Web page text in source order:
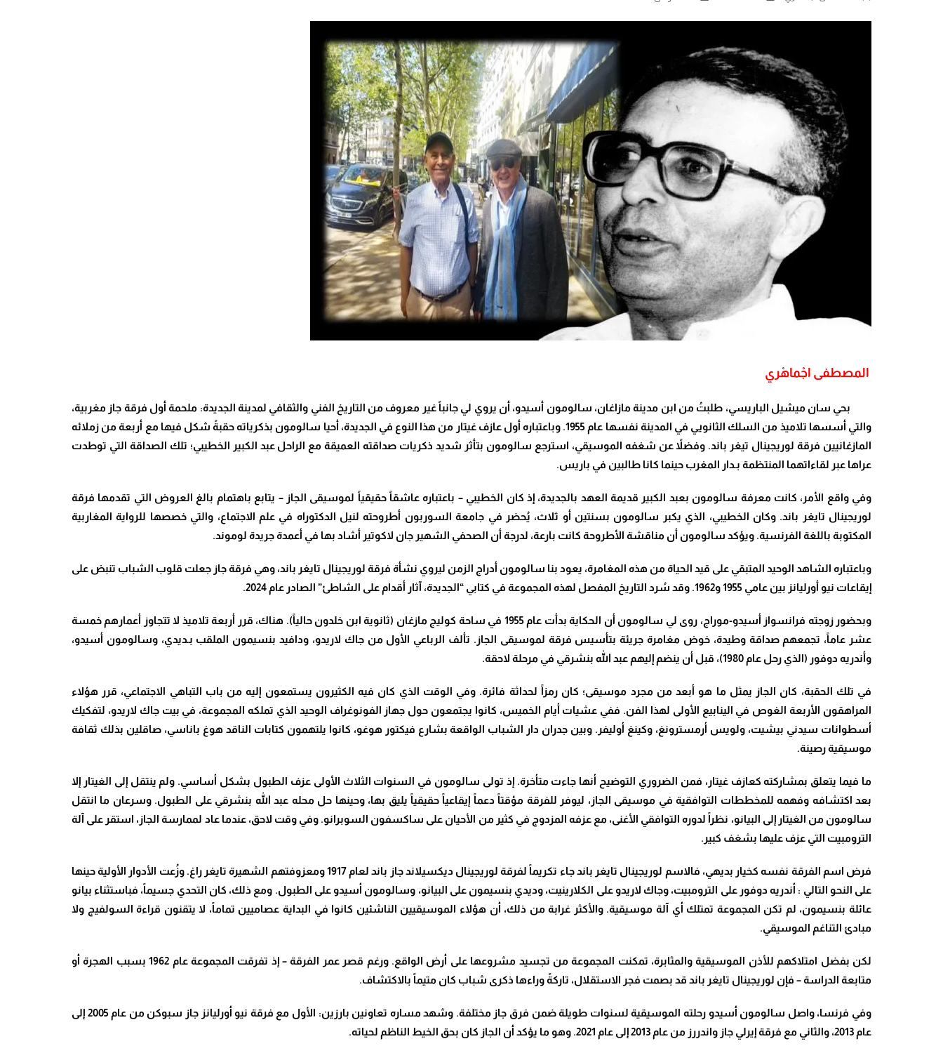
المصطفى اجْماهْري
بحي سان ميشيل الباريسي، طلبتُ من ابن مدينة مازاغان، سالومون أسيدو، أن يروي لي جانباً غير معروف من التاريخ الفني والثقافي لمدينة الجديدة: ملحمة أول فرقة جاز مغربية،
والتي أسسها تلاميذ من السلك الثانويي في المدينة نفسها عام 1955. وباعتباره أول عازف غيتار من هذا النوع في الجديدة، أحيا سالومون بذكرياته حقبةً شكل فيها مع أربعة من زملائه
المازغانيين فرقة لوريجينال تيغر باند. وفضلاً عن شغفه الموسيقي، استرجع سالومون بتأثر شديد ذكريات صداقته العميقة مع الراحل عبد الكبير الخطيبي؛ تلك الصداقة التي توطدت
عراها عبر لقاءاتهما المنتظمة بـدار المغرب حينما كانا طالبين في باريس.
وفي واقع الأمر، كانت معرفة سالومون بعبد الكبير قديمة العهد بالجديدة، إذ كان الخطيبي – باعتباره عاشقاً حقيقياً لموسيقى الجاز – يتابع باهتمام بالغ العروض التي تقدمها فرقة
لوريجينال تايغر باند. وكان الخطيبي، الذي يكبر سالومون بسنتين أو ثلاث، يُحضر في جامعة السوربون أطروحته لنيل الدكتوراه في علم الاجتماع، والتي خصصها للرواية المغاربية
المكتوبة باللغة الفرنسية. ويؤكد سالومون أن مناقشة الأطروحة كانت بارعة، لدرجة أن الصحفي الشهير جان لاكوتير أشاد بها في أعمدة جريدة لوموند.
وباعتباره الشاهد الوحيد المتبقي على قيد الحياة من هذه المغامرة، يعود بنا سالومون أدراج الزمن ليروي نشأة فرقة لوريجينال تايغر باند، وهي فرقة جاز جعلت قلوب الشباب تنبض على
إيقاعات نيو أورليانز بين عامي 1955 و1962. وقد سُرد التاريخ المفصل لهذه المجموعة في كتابي “الجديدة، آثار أقدام على الشاطئ
” الصادر عام 2024 .
وبحضور زوجته فرانسواز أسيدو-موراج، روى لي سالومون أن الحكاية بدأت عام 1955 في ساحة كوليج مازغان (ثانوية ابن خلدون حالياً). هناك، قرر أربعة تلاميذ لا تتجاوز أعمارهم خمسة
عشر عاماً، تجمعهم صداقة وطيدة، خوض مغامرة جريئة بتأسيس فرقة لموسيقى الجاز. تألف الرباعي الأول من جاك لاريدو، ودافيد بنسيمون الملقب بـديدي، وسالومون أسيدو،
وأندريه دوفور (الذي رحل عام 1980)، قبل أن ينضم إليهم عبد الله بنشرقي في مرحلة لاحقة
.
في تلك الحقبة، كان الجاز يمثل ما هو أبعد من مجرد موسيقى؛ كان رمزاً لحداثة فائرة. وفي الوقت الذي كان فيه الكثيرون يستمعون إليه من باب التباهي الاجتماعي، قرر هؤلاء
المراهقون الأربعة الغوص في الينابيع الأولى لهذا الفن. ففي عشيات أيام الخميس، كانوا يجتمعون حول جهاز الفونوغراف الوحيد الذي تملكه المجموعة، في بيت جاك لاريدو، لتفكيك
أسطوانات سيدني بيشيت، ولويس أرمسترونغ، وكينغ أوليفر. وبين جدران دار الشباب الواقعة بشارع فيكتور هوغو، كانوا يلتهمون كتابات الناقد هوغ باناسي، صاقلين بذلك ثقافة
موسيقية رصينة.
ما فيما يتعلق بمشاركته كعازف غيتار، فمن الضروري التوضيح أنها جاءت متأخرة. إذ تولى سالومون في السنوات الثلاث الأولى عزف الطبول بشكل أساسي. ولم ينتقل إلى الغيتار إلا
بعد اكتشافه وفهمه للمخططات التوافقية في موسيقى الجاز، ليوفر للفرقة مؤقتاً دعماً إيقاعياً حقيقياً يليق بها، وحينها حل محله عبد الله بنشرقي على الطبول. وسرعان ما انتقل
سالومون من الغيتار إلى البيانو، نظراً لدوره التوافقي الأغنى، مع عزفه المزدوج في كثير من الأحيان على ساكسفون السوبرانو. وفي وقت لاحق، عندما عاد لممارسة الجاز، استقر على آلة
الترومبيت التي عزف عليها بشغف كبير .
فرض اسم الفرقة نفسه كخيار بديهي، فالاسم لوريجينال تايغر باند جاء تكريماً لفرقة لوريجينال ديكسيلاند جاز باند لعام 1917 ومعزوفتهم الشهيرة تايغر راغ .وزُعت الأدوار الأولية حينها
على النحو التالي : أندريه دوفور على الترومبيت، وجاك لاريدو على الكلارينيت، وديدي بنسيمون على البيانو، وسالومون أسيدو على الطبول. ومع ذلك، كان التحدي جسيماً، فباستثناء بيانو
عائلة بنسيمون، لم تكن المجموعة تمتلك أي آلة موسيقية. والأكثر غرابة من ذلك، أن هؤلاء الموسيقيين الناشئين كانوا في البداية عصاميين تماماً، لا يتقنون قراءة السولفيج ولا
مبادئ التناغم الموسيقي.
لكن بفضل امتلاكهم للأذن الموسيقية والمثابرة، تمكنت المجموعة من تجسيد مشروعها على أرض الواقع. ورغم قصر عمر الفرقة – إذ تفرقت المجموعة عام 1962 بسبب الهجرة أو
متابعة الدراسة – فإن لوريجينال تايغر باند قد بصمت فجر الاستقلال، تاركةً وراءها ذكرى شباب كان متيماً بالاكتشاف.
وفي فرنسا، واصل سالومون أسيدو رحلته الموسيقية لسنوات طويلة ضمن فرق جاز مختلفة. وشهد مساره تعاونين بارزين: الأول مع فرقة نيو أورليانز جاز سبوكن
من عام 2005 إلى
عام 2013، والثاني مع فرقة إيرلي جاز واندررز
من عام 2013 إلى عام 2021. وهو ما يؤكد أن الجاز كان بحق الخيط الناظم لحياته .